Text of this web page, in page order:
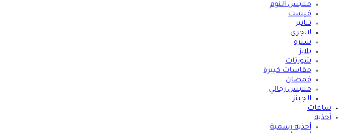
ملابس النوم
فيست
تنانير
لانجري
سترة
بلايز
شورتات
مقاسات كبيرة
قمصان
ملابس رجالي
الجينز
ساعات
أحذية
أحذية رسمية